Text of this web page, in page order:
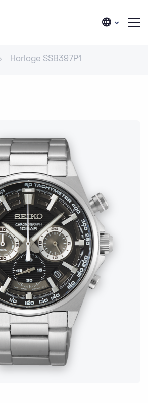
Horloge SSB397P1